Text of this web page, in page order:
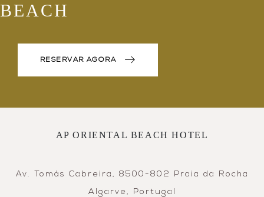
BEACH
RESERVAR AGORA
AP ORIENTAL BEACH HOTEL
Av. Tomás Cabreira, 8500-802 Praia da Rocha
Algarve, Portugal